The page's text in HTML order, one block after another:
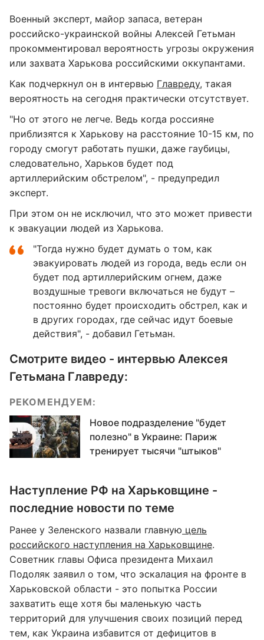
Военный эксперт, майор запаса, ветеран
российско-украинской войны Алексей Гетьман
прокомментировал вероятность угрозы окружения
или захвата Харькова российскими оккупантами.
Как подчеркнул он в интервью Главреду, такая
вероятность на сегодня практически отсутствует.
"Но от этого не легче. Ведь когда россияне
приблизятся к Харькову на расстояние 10-15 км, по
городу смогут работать пушки, даже гаубицы,
следовательно, Харьков будет под
артиллерийским обстрелом", - предупредил
эксперт.
При этом он не исключил, что это может привести
к эвакуации людей из Харькова.
"Тогда нужно будет думать о том, как
эвакуировать людей из города, ведь если он
будет под артиллерийским огнем, даже
воздушные тревоги включаться не будут –
постоянно будет происходить обстрел, как и
в других городах, где сейчас идут боевые
действия", - добавил Гетьман.
Смотрите видео - интервью Алексея
Гетьмана Главреду:
РЕКОМЕНДУЕМ:
Новое подразделение "будет
полезно" в Украине: Париж
тренирует тысячи "штыков"
Наступление РФ на Харьковщине -
последние новости по теме
Ранее у Зеленского назвали главную цель
российского наступления на Харьковщине.
Советник главы Офиса президента Михаил
Подоляк заявил о том, что эскалация на фронте в
Харьковской области - это попытка России
захватить еще хотя бы маленькую часть
территорий для улучшения своих позиций перед
тем, как Украина избавится от дефицитов в